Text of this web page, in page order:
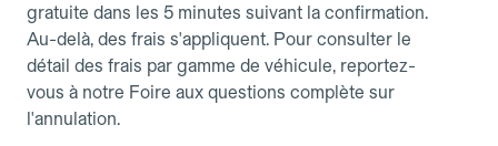
gratuite dans les 5 minutes suivant la confirmation.
Au-delà, des frais s'appliquent. Pour consulter le
détail des frais par gamme de véhicule, reportez-
vous à notre Foire aux questions complète sur
l'annulation.